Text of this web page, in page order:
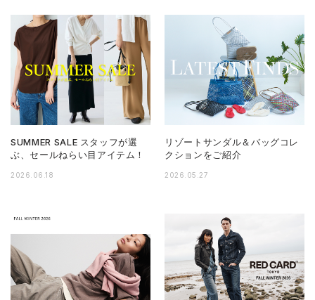
SUMMER SALE スタッフが選
ぶ、セールねらい目アイテム！
2026.06.18
リゾートサンダル＆バッグコレ
クションをご紹介
2026.05.27